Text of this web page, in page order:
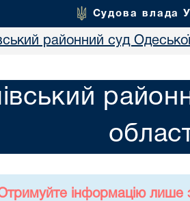
Судова влада
районний суд Одеської
інформацію лише